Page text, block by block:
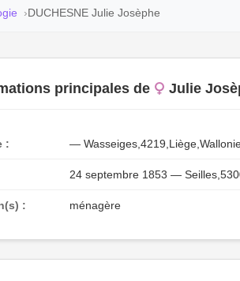
DUCHESNE Julie Josèphe
principales de Julie
: —
24 septembre 1853 —
: ménagère